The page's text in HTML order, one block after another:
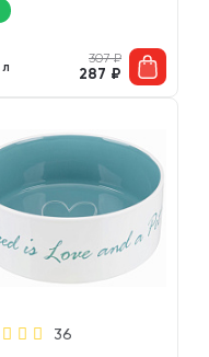
307₽
287 ₽
36